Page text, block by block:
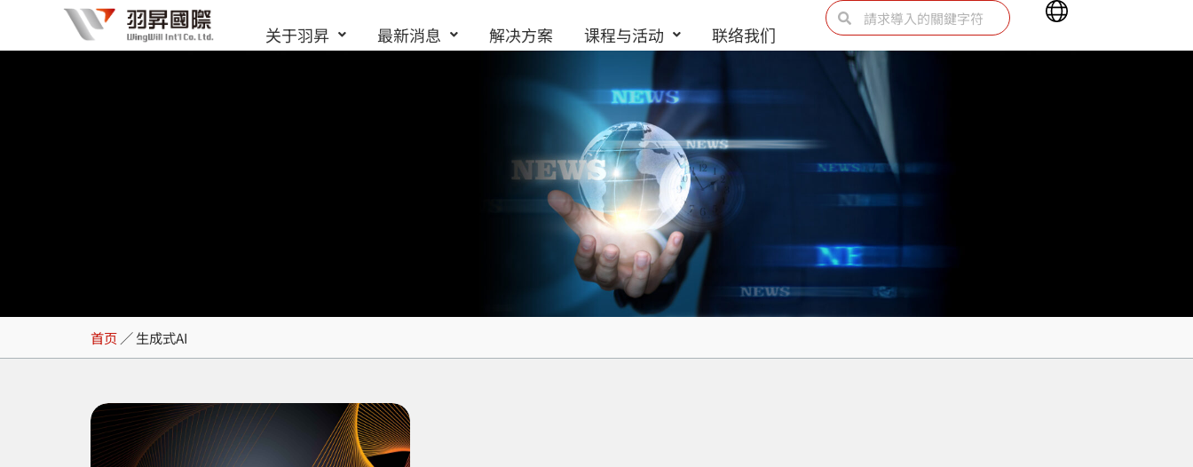
至
关于羽昇 最新消息 解决方案 课程与活动 联络我们
SearchSearch
Main
Menu
生成式AI
首页 ／生成式AI